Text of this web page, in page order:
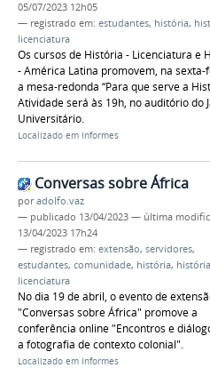
05/07/2023 12h05
— registrado em: estudantes, história,
licenciatura
Os cursos de História - Licenciatura e
- América Latina promovem, na sexta-
a mesa-redonda “Para que serve a
Atividade será às 19h, no auditório do
Universitário.
Localizado em Informes
Conversas sobre África
poradolfo.vaz
— publicado 13/04/2023 — última
13/04/2023 17h24
— registrado em: extensão, servidores,
estudantes, comunidade, história, história
licenciatura
No dia 19 de abril, o evento de
"Conversas sobre África" promove a
conferência online "Encontros e
a fotografia de contexto colonial".
Localizado em Informes